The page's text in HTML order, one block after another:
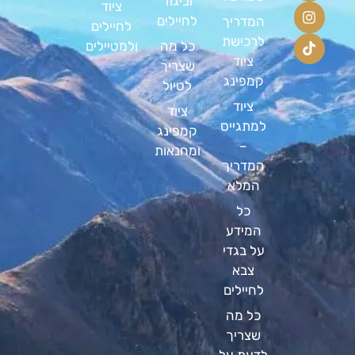
המדריך
לרכישת
ציוד
קמפינג
ציוד
למתגייס
המדריך
המלא
המידע
על בגדי
לחיילים
כל מה
שצריך
לחיילים
כל מה
שצריך
לטיול
ציוד
קמפינג
ומחנאות
לחיילים
ולמטיילים